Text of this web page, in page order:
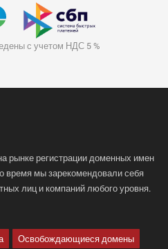
с учетом НДС 5 %
рынке регистрации доменных имен
время мы зарекомендовали себя
лиц и компаний любого уровня.
Освобождающиеся домены